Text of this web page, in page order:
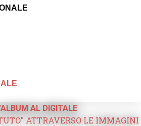
AL DIGITALE
ATTRAVERSO LE IMMAGINI